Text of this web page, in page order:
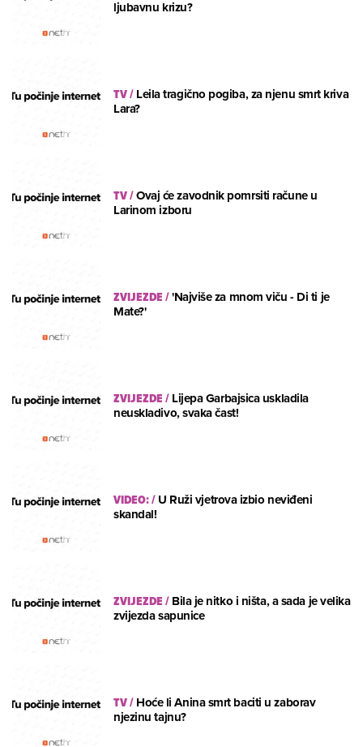
ljubavnu krizu?
TV/Leila tragično pogiba, za njenu smrt kriva
Lara?
TV/Ovaj će zavodnik pomrsiti račune u
Larinom izboru
ZVIJEZDE/'Najviše za mnom viču - Di ti je
Mate?'
ZVIJEZDE/Lijepa Garbajsica uskladila
neuskladivo, svaka čast!
VIDEO:/U Ruži vjetrova izbio neviđeni
skandal!
ZVIJEZDE/Bila je nitko i ništa, a sada je velika
zvijezda sapunice
TV/Hoće li Anina smrt baciti u zaborav
njezinu tajnu?